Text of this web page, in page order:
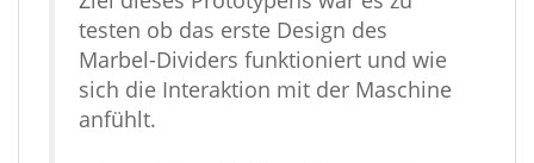
testen ob das erste Design des
Marbel-Dividers funktioniert und wie
sich die Interaktion mit der Maschine
anfühlt.